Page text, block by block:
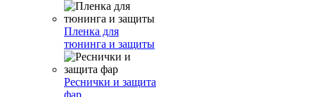
Пленка для
тюнинга и защиты
Реснички и защита
фар